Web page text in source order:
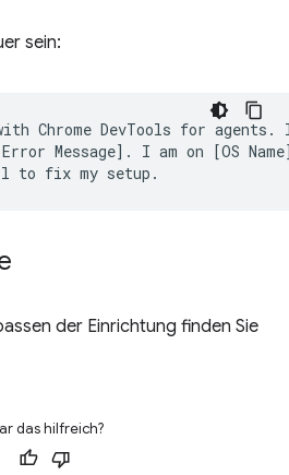
sein:
Chrome DevTools for
Message]. I am on [OS
der Einrichtung finden Sie
das hilfreich?